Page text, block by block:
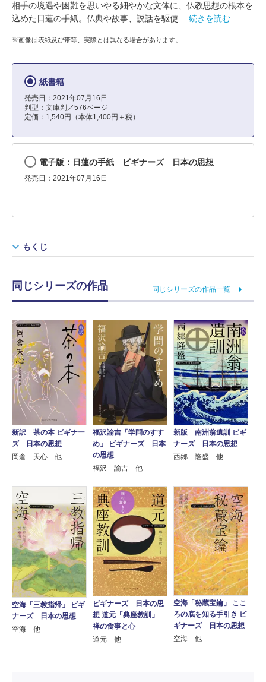
相手の境遇や困難を思いやる細やかな文体に、仏教思想の根本を
込めた日蓮の手紙。仏典や故事、説話を駆使
…続きを読む
※画像は表紙及び帯等、実際とは異なる場合があります。
紙書籍
発売日：2021年07月16日
判型：文庫判／576ページ
定価：1,540円（本体1,400円＋税）
電子版：日蓮の手紙 ビギナーズ 日本の思想
発売日：2021年07月16日
もくじ
同じシリーズの作品 同じシリーズの作品一覧
新訳 茶の本 ビギナー
ズ 日本の思想
岡倉 天心 他
福沢諭吉「学問のすす
め」 ビギナーズ 日本
の思想
福沢 諭吉 他
新版 南洲翁遺訓 ビギ
ナーズ 日本の思想
西郷 隆盛 他
空海「三教指帰」 ビギ
ナーズ 日本の思想
空海 他
ビギナーズ 日本の思
想 道元「典座教訓」
禅の食事と心
道元 他
空海「秘蔵宝鑰」 ここ
ろの底を知る手引き ビ
ギナーズ 日本の思想
空海 他